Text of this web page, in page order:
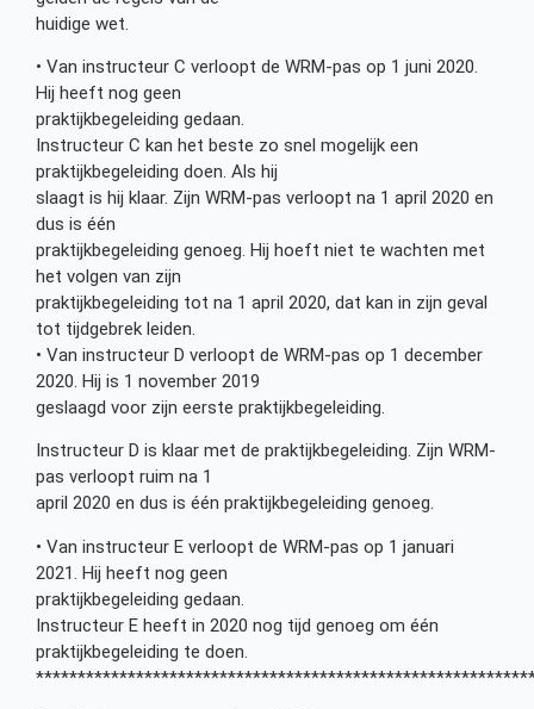
huidige wet.
• Van instructeur C verloopt de WRM-pas op 1 juni 2020.
Hij heeft nog geen
praktijkbegeleiding gedaan.
Instructeur C kan het beste zo snel mogelijk een
praktijkbegeleiding doen. Als hij
slaagt is hij klaar. Zijn WRM-pas verloopt na 1 april 2020 en
dus is één
praktijkbegeleiding genoeg. Hij hoeft niet te wachten met
het volgen van zijn
praktijkbegeleiding tot na 1 april 2020, dat kan in zijn geval
tot tijdgebrek leiden.
• Van instructeur D verloopt de WRM-pas op 1 december
2020. Hij is 1 november 2019
geslaagd voor zijn eerste praktijkbegeleiding.
Instructeur D is klaar met de praktijkbegeleiding. Zijn WRM-
pas verloopt ruim na 1
april 2020 en dus is één praktijkbegeleiding genoeg.
• Van instructeur E verloopt de WRM-pas op 1 januari
2021. Hij heeft nog geen
praktijkbegeleiding gedaan.
Instructeur E heeft in 2020 nog tijd genoeg om één
praktijkbegeleiding te doen.